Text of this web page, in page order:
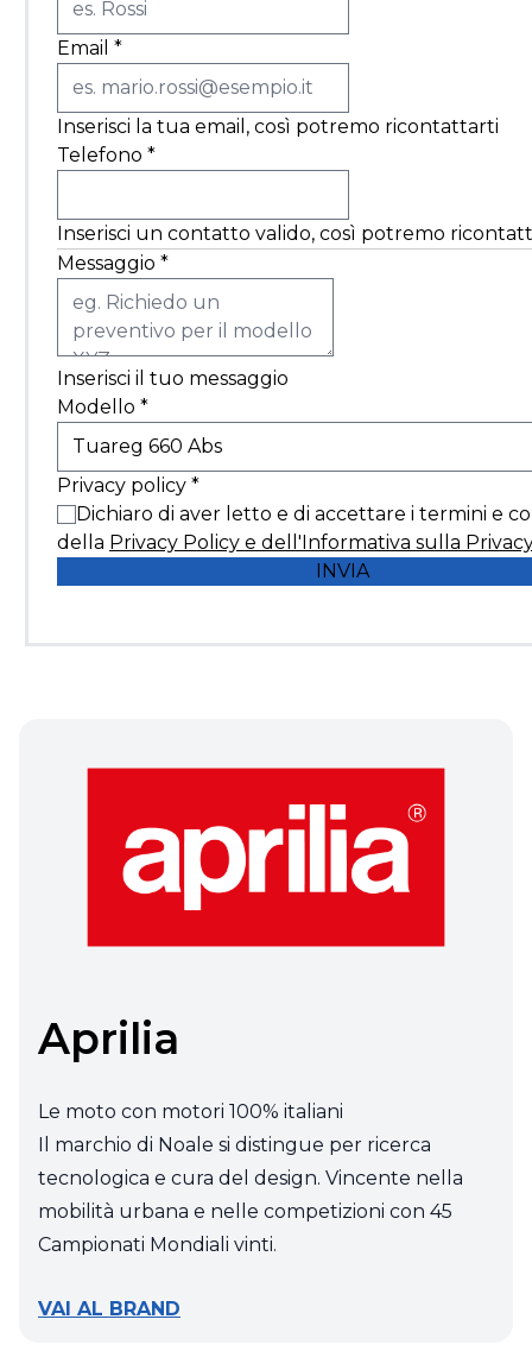
Email *
Inserisci la tua email, così potremo ricontattarti
Telefono *
Inserisci un contatto valido, così potremo
Messaggio *
Inserisci il tuo messaggio
Modello *
Privacy policy *
Dichiaro di aver letto e di accettare i termini e
della Privacy Policy e dell'Informativa sulla
INVIA
Aprilia
Le moto con motori 100% italiani
Il marchio di Noale si distingue per ricerca
tecnologica e cura del design. Vincente nella
mobilità urbana e nelle competizioni con 45
Campionati Mondiali vinti.
VAI AL BRAND